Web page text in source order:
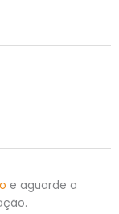
e aguarde a